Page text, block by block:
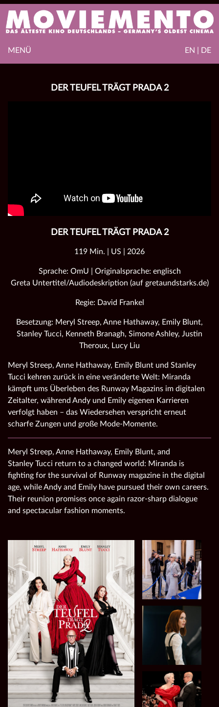
EN | DE
MENÜ
DER TEUFEL TRÄGT PRADA 2
DER TEUFEL TRÄGT PRADA 2
119 Min. | US | 2026
Sprache: OmU | Originalsprache: englisch
Greta Untertitel/Audiodeskription (auf gretaundstarks.de)
Regie: David Frankel
Besetzung: Meryl Streep, Anne Hathaway, Emily Blunt,
Stanley Tucci, Kenneth Branagh, Simone Ashley, Justin
Theroux, Lucy Liu
Meryl Streep, Anne Hathaway, Emily Blunt und Stanley
Tucci kehren zurück in eine veränderte Welt: Miranda
kämpft ums Überleben des Runway Magazins im digitalen
Zeitalter, während Andy und Emily eigenen Karrieren
verfolgt haben – das Wiedersehen verspricht erneut
scharfe Zungen und große Mode‑Momente.
Meryl Streep, Anne Hathaway, Emily Blunt, and
Stanley Tucci return to a changed world: Miranda is
fighting for the survival of Runway magazine in the digital
age, while Andy and Emily have pursued their own careers.
Their reunion promises once again razor‑sharp dialogue
and spectacular fashion moments.